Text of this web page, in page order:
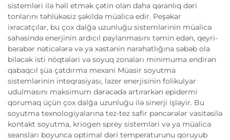
sistemləri ilə həll etmək çətin olan daha qaranlıq dəri
tonlarını təhlükəsiz şəkildə müalicə edir. Peşəkar
ixracatçılar, bu çox dalğa uzunluğu sistemlərinin müalicə
sahəsində enerjinin ardıcıl paylanmasını təmin edən, qeyri-
bərabər nəticələrə və ya xəstənin narahatlığına səbəb ola
biləcək isti nöqtələri və soyuq zonaları minimuma endirən
qabaqcıl şüa çatdırma mexani Müasir soyutma
sistemlərinin inteqrasiyası, lazer enerjisinin folikulyar
udulmasını maksimum dərəcədə artırarkən epidermi
qorumaq üçün çox dalğa uzunluğu ilə sinerji işləyir. Bu
soyutma texnologiyalarına tez-tez safir pəncərələr vasitəsilə
kontakt soyutma, kriogen sprey sistemləri və ya müalicə
seansları boyunca optimal dəri temperaturunu qoruyub